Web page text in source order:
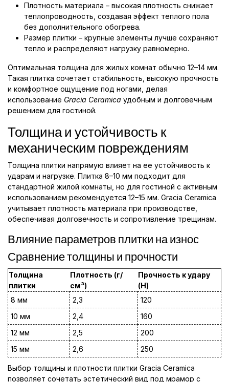
Плотность материала – высокая плотность снижает
теплопроводность, создавая эффект теплого пола
без дополнительного обогрева.
Размер плитки – крупные элементы лучше сохраняют
тепло и распределяют нагрузку равномерно.
Оптимальная толщина для жилых комнат обычно 12–14 мм.
Такая плитка сочетает стабильность, высокую прочность
и комфортное ощущение под ногами, делая
использование Gracia Ceramica удобным и долговечным
решением для гостиной.
Толщина и устойчивость к
механическим повреждениям
Толщина плитки напрямую влияет на ее устойчивость к
ударам и нагрузке. Плитка 8–10 мм подходит для
стандартной жилой комнаты, но для гостиной с активным
использованием рекомендуется 12–15 мм. Gracia Ceramica
учитывает плотность материала при производстве,
обеспечивая долговечность и сопротивление трещинам.
Влияние параметров плитки на износ
Сравнение толщины и прочности
Толщина
плитки
Плотность (г/
см³)
Прочность к удару
(Н)
8 мм
2,3
120
10 мм
2,4
160
12 мм
2,5
200
15 мм
2,6 250
Выбор толщины и плотности плитки Gracia Ceramica
позволяет сочетать эстетический вид под мрамор с